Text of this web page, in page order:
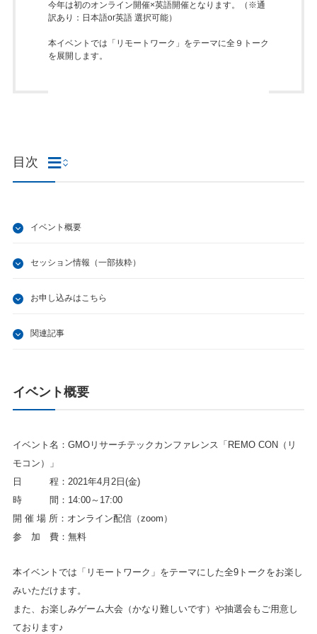
今年は初のオンライン開催×英語開催となります。（※通
訳あり：日本語or英語 選択可能）
本イベントでは「リモートワーク」をテーマに全９トーク
を展開します。
目次
イベント概要
セッション情報（一部抜粋）
お申し込みはこちら
関連記事
イベント概要
イベント名：GMOリサーチテックカンファレンス「REMO CON（リ
モコン）」
日 程：2021年4月2日(金)
時 間：14:00～17:00
開 催 場 所：オンライン配信（zoom）
参 加 費：無料
本イベントでは「リモートワーク」をテーマにした全9トークをお楽し
みいただけます。
また、お楽しみゲーム大会（かなり難しいです）や抽選会もご用意し
ております♪